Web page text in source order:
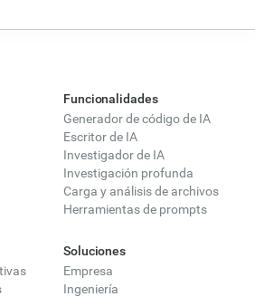
sobre qué lo hace diferente,
Funcionalidades
Generador de código de IA
Escritor de IA
Investigador de IA
Investigación profunda
Carga y análisis de archivos
Herramientas de prompts
Soluciones
Empresa
Ingeniería